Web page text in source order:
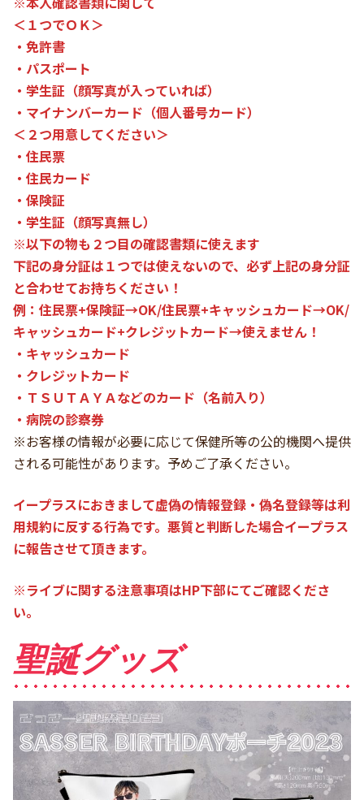
＜１つでＯＫ＞
・免許書
・パスポート
・学生証（顔写真が入っていれば）
・マイナンバーカード（個人番号カード）
＜２つ用意してください＞
・住民票
・住民カード
・保険証
・学生証（顔写真無し）
※以下の物も２つ目の確認書類に使えます
下記の身分証は１つでは使えないので、必ず上記の身分証
と合わせてお持ちください！
例：住民票+保険証→OK/住民票+キャッシュカード→OK/
キャッシュカード+クレジットカード→使えません！
・キャッシュカード
・クレジットカード
・ＴＳＵＴＡＹＡなどのカード（名前入り）
・病院の診察券
※お客様の情報が必要に応じて保健所等の公的機関へ提供
される可能性があります。予めご了承ください。
イープラスにおきまして虚偽の情報登録・偽名登録等は利
用規約に反する行為です。悪質と判断した場合イープラス
に報告させて頂きます。
※ライブに関する注意事項はHP下部にてご確認くださ
い。
聖誕グッズ